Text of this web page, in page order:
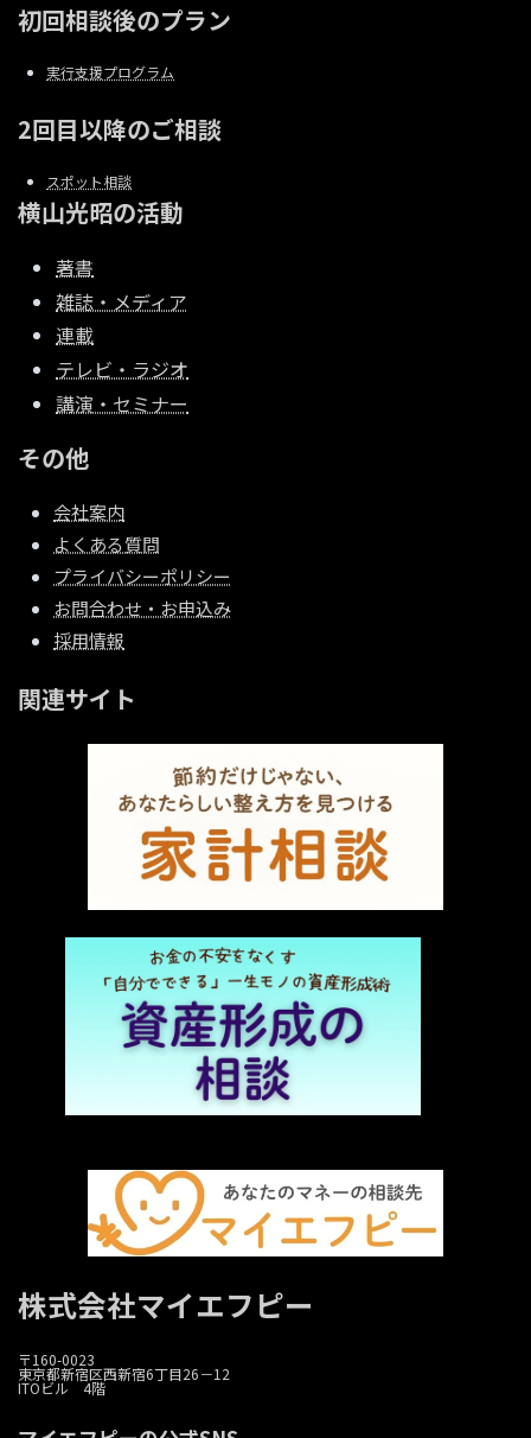
初回相談後のプラン
実行支援プログラム
2回目以降のご相談
スポット相談
横山光昭の活動
著書
雑誌・メディア
連載
テレビ・ラジオ
講演・セミナー
その他
会社案内
よくある質問
プライバシーポリシー
お問合わせ・お申込み
採用情報
関連サイト
株式会社マイエフピー
〒160-0023
東京都新宿区西新宿6丁目26－12
ITOビル 4階